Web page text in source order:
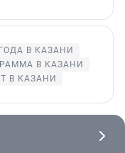
В КАЗАНИ
В КАЗАНИ
В КАЗАНИ